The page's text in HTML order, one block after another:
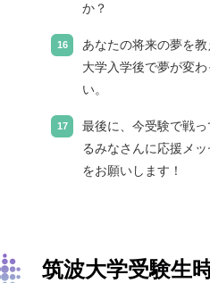
か？
あなたの将来の夢を
大学入学後で夢が変
い。
最後に、今受験で戦
るみなさんに応援メ
をお願いします！
筑波大学受験生